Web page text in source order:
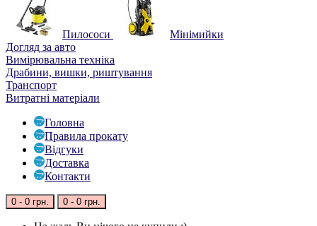
Пилососи
Мінімийки
Догляд за авто
Вимірювальна техніка
Драбини, вишки, риштування
Транспорт
Витратні матеріали
Головна
Правила прокату
Відгуки
Доставка
Контакти
0 - 0 грн. 0 - 0 грн.